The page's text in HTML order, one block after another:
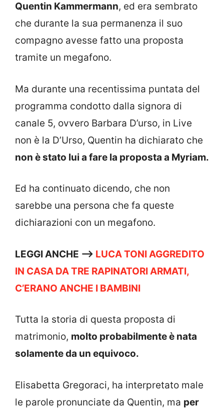
Quentin Kammermann, ed era sembrato
che durante la sua permanenza il suo
compagno avesse fatto una proposta
tramite un megafono.
Ma durante una recentissima puntata del
programma condotto dalla signora di
canale 5, ovvero Barbara D’urso, in Live
non è la D’Urso, Quentin ha dichiarato che
non è stato lui a fare la proposta a Myriam.
Ed ha continuato dicendo, che non
sarebbe una persona che fa queste
dichiarazioni con un megafono.
LEGGI ANCHE —-> LUCA TONI AGGREDITO
IN CASA DA TRE RAPINATORI ARMATI,
C’ERANO ANCHE I BAMBINI
Tutta la storia di questa proposta di
matrimonio, molto probabilmente è nata
solamente da un equivoco.
Elisabetta Gregoraci, ha interpretato male
le parole pronunciate da Quentin, ma per